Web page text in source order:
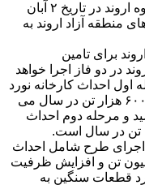
معدنی کاوه پارس گفت: شرکت فولاد کاوه اروند در تاریخ ۲ آبان
منطقه آزاد اروند به
برای تامین
در دو فاز اجرا خواهد
احداث کارخانه نورد
برای تولید میلگرد و وایر با ظرفیت تولید ۶۰۰ هزار تن در سال می
رسید و مرحله دوم احداث
تن در سال است.
اجرای طرح شامل احداث
احیا مستقیم به ظرفیت ۱٫۷ میلیون تن و افزایش ظرفیت
قطعات سنگین به